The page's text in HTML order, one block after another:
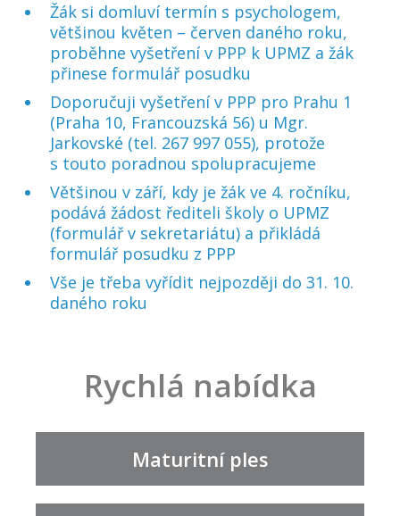
Žák si domluví termín s psychologem,
většinou květen – červen daného roku,
proběhne vyšetření v PPP k UPMZ a žák
přinese formulář posudku
Doporučuji vyšetření v PPP pro Prahu 1
(Praha 10, Francouzská 56) u Mgr.
Jarkovské (tel. 267 997 055), protože
s touto poradnou spolupracujeme
Většinou v září, kdy je žák ve 4. ročníku,
podává žádost řediteli školy o UPMZ
(formulář v sekretariátu) a přikládá
formulář posudku z PPP
Vše je třeba vyřídit nejpozději do 31. 10.
daného roku
Rychlá nabídka
Maturitní ples